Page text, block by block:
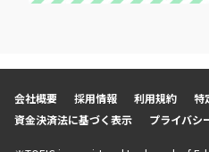
会社概要 採用情報 利用規約
特
資金決済法に基づく表示
プライバシ